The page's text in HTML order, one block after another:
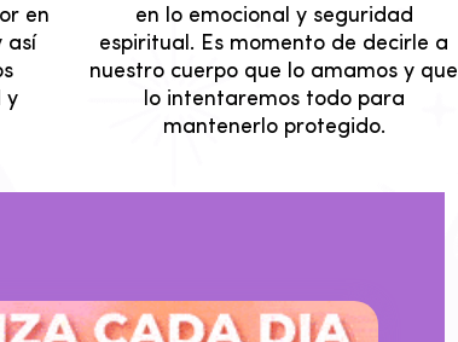
en
así
y
en lo emocional y seguridad
espiritual. Es momento de decirle a
nuestro cuerpo que lo amamos y que
lo intentaremos todo para
mantenerlo protegido.